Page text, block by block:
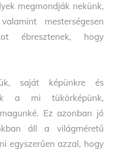
megmondják nekünk,
mesterségesen
ébresztenek, hogy
saját képünkre és
a mi tükörképünk,
Ez azonban jó
áll a világméretű
egyszerűen azzal, hogy